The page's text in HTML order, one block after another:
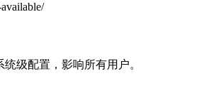
统级配置，影响所有用户。